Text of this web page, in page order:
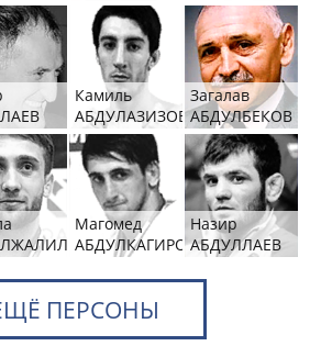
Камиль
АБДУЛАЗИЗОВ
Загалав
АБДУЛБЕКОВ
Магомед
АБДУЛКАГИРОВ
Назир
АБДУЛЛАЕВ
ПЕРСОНЫ